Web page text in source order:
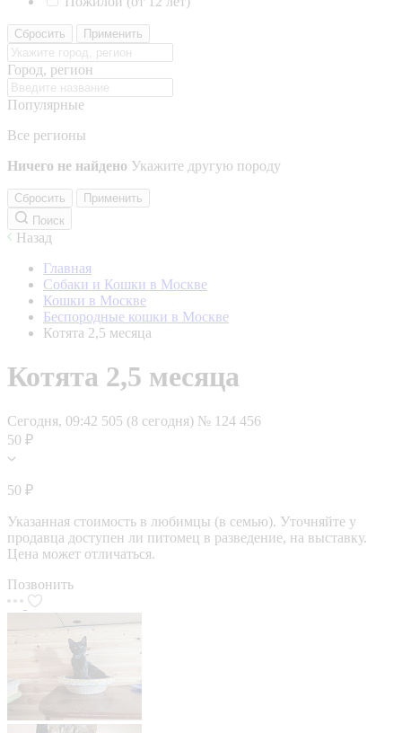
Сбросить Применить
Город, регион
Популярные
Все регионы
Ничего не найдено Укажите другую породу
Сбросить
Применить
Поиск
Назад
Главная
Собаки и Кошки в Москве
Кошки в Москве
Беспородные кошки в Москве
Котята 2,5 месяца
Котята 2,5 месяца
Сегодня, 09:42 505 (8 сегодня) № 124 456
50 ₽
50 ₽
Указанная стоимость в любимцы (в семью). Уточняйте у
продавца доступен ли питомец в разведение, на выставку.
Цена может отличаться.
Позвонить